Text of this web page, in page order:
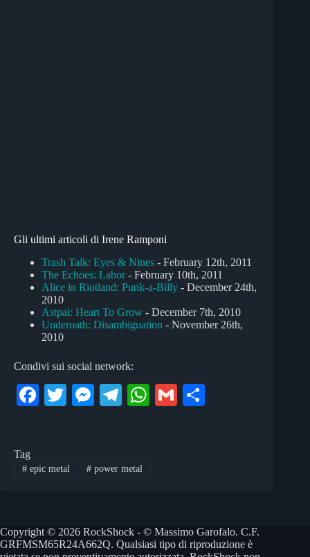
Gli ultimi articoli di Irene Ramponi
Trash Talk: Eyes & Nines - February 12th, 2011
The Echoes: Labor- February 10th, 2011
Alice in Riotland: Punk-a-Billy - December 24th,
2010
Astpai: Heart To Grow - December 7th, 2010
Underoath: Disambiguation - November 26th,
2010
Condivi sui social network:
Fa
ok
T
r
M
ng
Te
a
W G
Tag
#epic metal #power metal
Copyright © 2026 RockShock - © Massimo Garofalo. C.F.
GRFMSM65R24A662Q. Qualsiasi tipo di riproduzione è